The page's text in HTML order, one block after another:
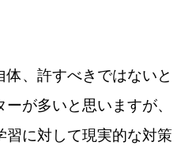
、許すべきではないと
が多いと思いますが、
習に対して現実的な対策